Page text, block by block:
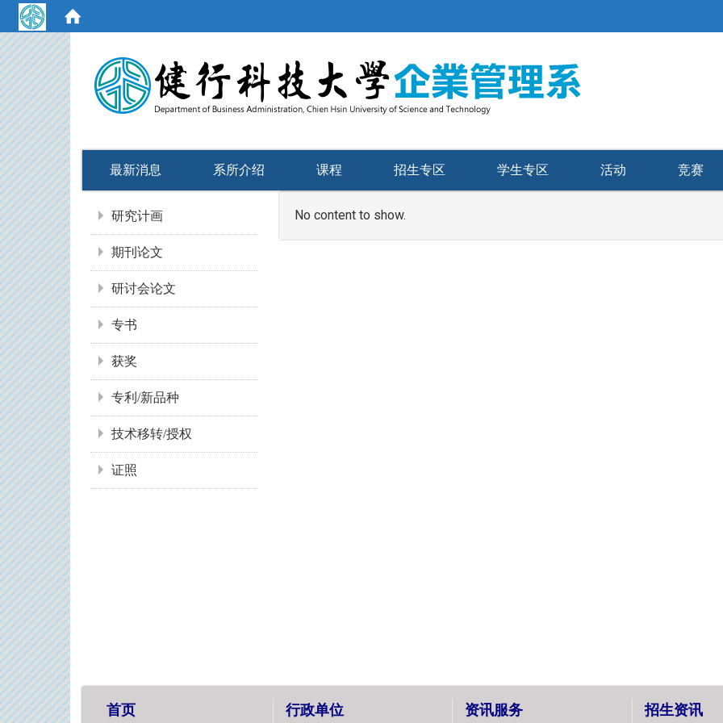
最新消息 系所介绍 课程 招生专区 学生专区 活动 竞赛
研究计画
期刊论文
研讨会论文
专书
获奖
专利/新品种
技术移转/授权
证照
No content to show.
首页 行政单位 资讯服务 招生资讯